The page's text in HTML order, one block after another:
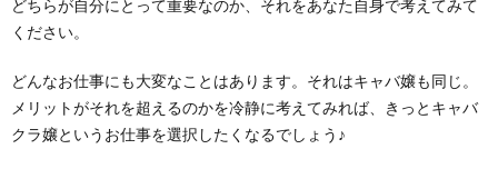
どちらが自分にとって重要なのか、それをあなた自身で考えてみて
ください。
どんなお仕事にも大変なことはあります。それはキャバ嬢も同じ。
メリットがそれを超えるのかを冷静に考えてみれば、きっとキャバ
クラ嬢というお仕事を選択したくなるでしょう♪